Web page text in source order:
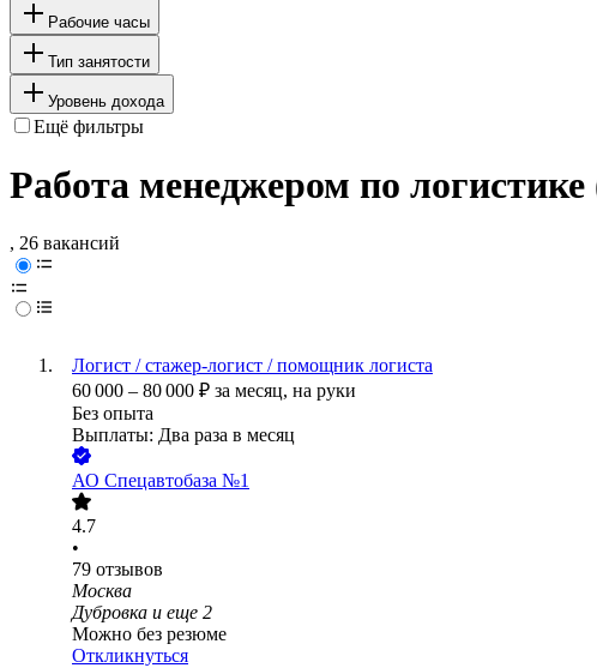
Рабочие часы
Тип занятости
Уровень дохода
Ещё фильтры
Работа менеджером по
, 26 вакансий
Логист / стажер-логист / помощник логиста
60 000 – 80 000 ₽ за месяц, на руки
Без опыта
Выплаты: Два раза в месяц
АО Спецавтобаза №1
4.7
•
79 отзывов
Москва
Дубровка и еще 2
Можно без резюме
Откликнуться